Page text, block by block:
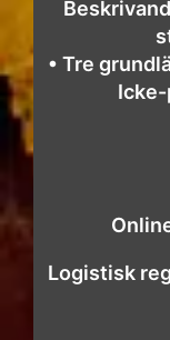
• Tre
Logistisk